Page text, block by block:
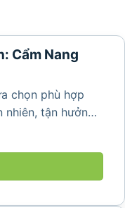
Cẩm Nang
chọn phù hợp
tận hưởng
vẻ đẹp bình yên
bản làng mộc